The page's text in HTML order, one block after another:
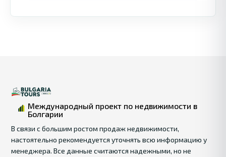
Международный проект по недвижимости в
Болгарии
В связи с большим ростом продаж недвижимости,
настоятельно рекомендуется уточнять всю информацию у
менеджера. Все данные считаются надежными, но не